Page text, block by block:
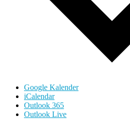
Google Kalender
iCalendar
Outlook 365
Outlook Live